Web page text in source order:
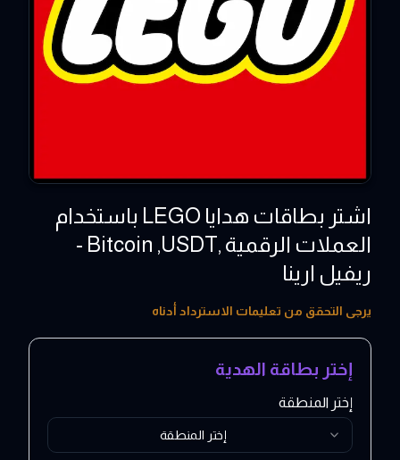
اشتر بطاقات هدايا LEGO باستخدام
العملات الرقمية ,Bitcoin ,USDT -
ريفيل ارينا
5 - 300 EUR
يرجى التحقق من تعليمات الاسترداد أدناه
إختر بطاقة الهدية
إختر المنطقة
إختر المنطقة